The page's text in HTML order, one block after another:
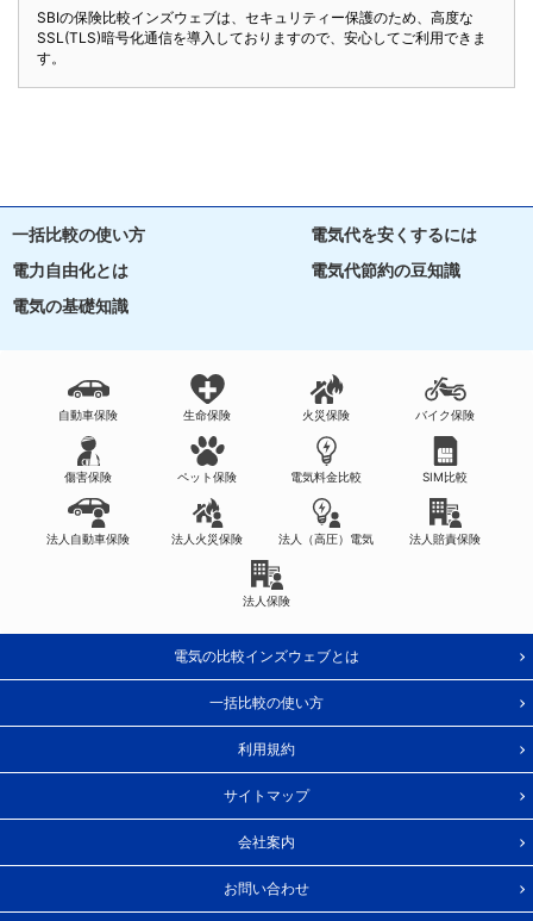
SBIの保険比較インズウェブは、セキュリティー保護のため、高度な
SSL(TLS)暗号化通信を導入しておりますので、安心してご利用できま
す。
一括比較の使い方
電気代を安くするには
電力自由化とは
電気代節約の豆知識
電気の基礎知識
自動車保険 生命保険 火災保険 バイク保険
傷害保険 ペット保険 電気料金比較 SIM比較
法人自動車保険 法人火災保険 法人（高圧）電気 法人賠責保険
法人保険
電気の比較インズウェブとは
一括比較の使い方
利用規約
サイトマップ
会社案内
お問い合わせ